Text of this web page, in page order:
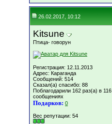
26.02.2017, 10:12
Kitsune
Птица- говорун
Регистрация: 12.11.2013
Адрес: Караганда
Сообщений: 514
Сказал(а) спасибо: 88
Поблагодарили 162 раз(а) в 116
сообщениях
Подарков: 0
Вес репутации: 54